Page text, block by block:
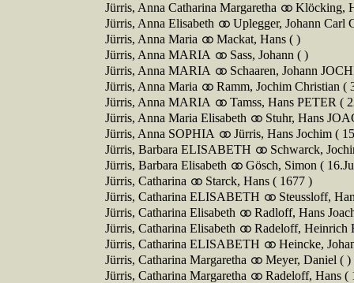
Jürris, Anna Catharina Margaretha
Klöcking,
Jürris, Anna Elisabeth
Uplegger, Johann Carl
Jürris, Anna Maria
Mackat, Hans ( )
Jürris, Anna MARIA
Sass, Johann ( )
Jürris, Anna MARIA
Schaaren, Johann
Jürris, Anna Maria
Ramm, Jochim Christian (
Jürris, Anna MARIA
Tamss, Hans PETER (
Jürris, Anna Maria Elisabeth
Stuhr, Hans
Jürris, Anna SOPHIA
Jürris, Hans Jochim (
Jürris, Barbara ELISABETH
Schwarck,
Jürris, Barbara Elisabeth
Gösch, Simon (
Jürris, Catharina
Starck, Hans ( 1677 )
Jürris, Catharina ELISABETH
Steussloff,
Jürris, Catharina Elisabeth
Radloff, Hans
Jürris, Catharina Elisabeth
Radeloff, Heinrich
Jürris, Catharina ELISABETH
Heincke,
Jürris, Catharina Margaretha
Meyer, Daniel ( )
Jürris, Catharina Margaretha
Radeloff, Hans (